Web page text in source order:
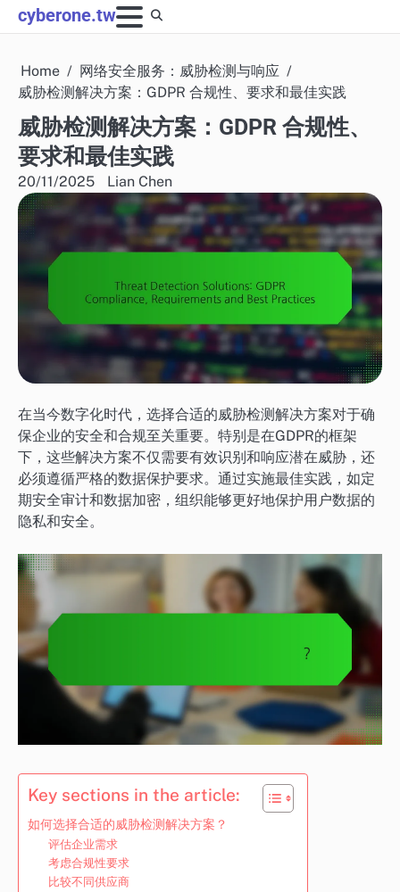
Skip
to
cyberone.tw
Home
网络安全服务：威胁检测与响应
威胁检测解决方案：GDPR 合规性、要求和最佳实践
威胁检测解决方案：GDPR 合规性、
要求和最佳实践
20/11/2025 Lian Chen
在当今数字化时代，选择合适的威胁检测解决方案对于确
保企业的安全和合规至关重要。特别是在GDPR的框架
下，这些解决方案不仅需要有效识别和响应潜在威胁，还
必须遵循严格的数据保护要求。通过实施最佳实践，如定
期安全审计和数据加密，组织能够更好地保护用户数据的
隐私和安全。
Key sections in the article:
如何选择合适的威胁检测解决方案？
评估企业需求
考虑合规性要求
比较不同供应商